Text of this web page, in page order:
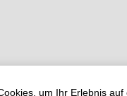
um Ihr Erlebnis